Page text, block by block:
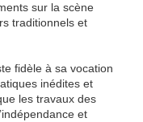
sur la scène
traditionnels et
fidèle à sa vocation
inédites et
les travaux des
et